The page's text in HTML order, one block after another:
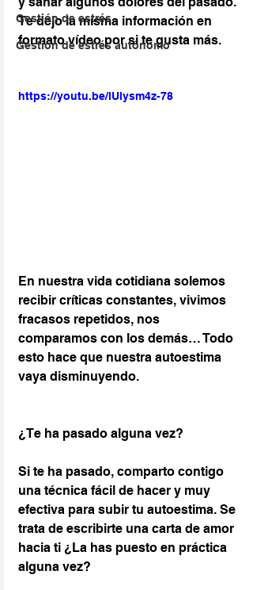
Gestión de estrés
Gestion de estrés autónomo
Te dejo la misma información en
formato vídeo por si te gusta más.
https://youtu.be/lUlysm4z-78
En nuestra vida cotidiana solemos
recibir críticas constantes, vivimos
fracasos repetidos, nos
comparamos con los demás… Todo
esto hace que nuestra autoestima
vaya disminuyendo.
¿Te ha pasado alguna vez?
Si te ha pasado, comparto contigo
una técnica fácil de hacer y muy
efectiva para subir tu autoestima. Se
trata de escribirte una carta de amor
hacia ti ¿La has puesto en práctica
alguna vez?